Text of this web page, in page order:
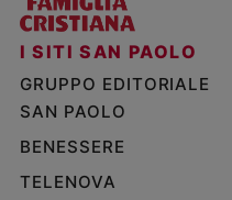
I SITI SAN PAOLO
GRUPPO EDITORIALE
SAN PAOLO
BENESSERE
TELENOVA